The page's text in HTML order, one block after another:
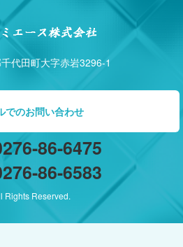
代田町大字赤岩3296-1
でのお問い合わせ
86-6475
86-6583
Rights Reserved.